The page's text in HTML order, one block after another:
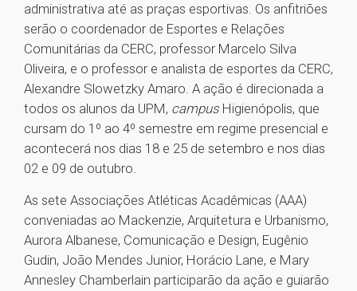
administrativa até as praças esportivas. Os anfitriões
serão o coordenador de Esportes e Relações
Comunitárias da CERC, professor Marcelo Silva
Oliveira, e o professor e analista de esportes da CERC,
Alexandre Slowetzky Amaro. A ação é direcionada a
todos os alunos da UPM, campus Higienópolis, que
cursam do 1º ao 4º semestre em regime presencial e
acontecerá nos dias 18 e 25 de setembro e nos dias
02 e 09 de outubro.
As sete Associações Atléticas Acadêmicas (AAA)
conveniadas ao Mackenzie, Arquitetura e Urbanismo,
Aurora Albanese, Comunicação e Design, Eugênio
Gudin, João Mendes Junior, Horácio Lane, e Mary
Annesley Chamberlain participarão da ação e guiarão